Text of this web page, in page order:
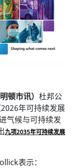
顿市讯） 杜邦公
年可持续发展
气候与可持续发
九项2035年可持续发展
表示：